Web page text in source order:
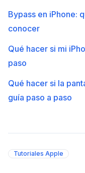
Bypass en iPhone:
conocer
Qué hacer si mi
paso
Qué hacer si la
guía paso a paso
Tutoriales Apple